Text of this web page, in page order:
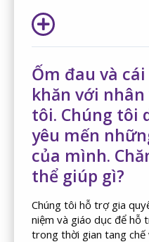
Ốm đau và
khăn với
tôi. Chúng tôi
yêu mến
của mình.
thể giúp gì?
Chúng tôi hỗ trợ gia
niệm và giáo dục để hỗ
trong thời gian tang